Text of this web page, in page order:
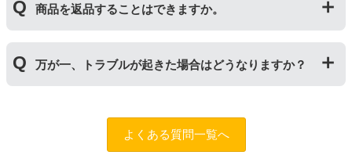
しいものに交換してください。
サイクルトナー/ドラムに限り、レビューをご投稿いただ
くことで保証期間が2年に延長されます。
保証期間の2年以内に使い切るようお願いいたします。
商品を返品することはできますか。
用未開封の場合であっても対応することができません。
ご購入前に商品の型番などをよくご確認ください。な
ますので、お手数ですが当店までお問い合わせくださ
万が一、トラブルが起きた場合はどうなりますか？
問合フォーム
ふたつの保証」を設けておりますので、ご購入
よくある質問一覧へ